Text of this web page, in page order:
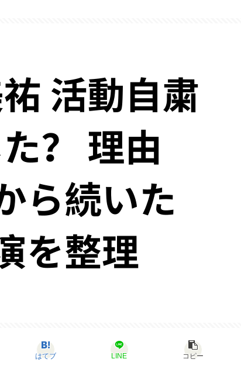
はてブ LINE コピー